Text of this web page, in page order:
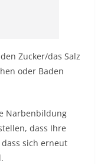
Zucker/das Salz
oder Baden
Narbenbildung
dass Ihre
sich erneut